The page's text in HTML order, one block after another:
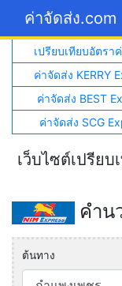
ค่าจัดส่ง.com
เปรียบเทียบอัตรา
ค่าจัดส่ง KERRY
ค่าจัดส่ง BEST
ค่าจัดส่ง SCG
เว็บไซต์เปรีย
คำน
ต้นทาง